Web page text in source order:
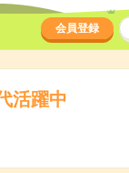
会員登録
活躍中